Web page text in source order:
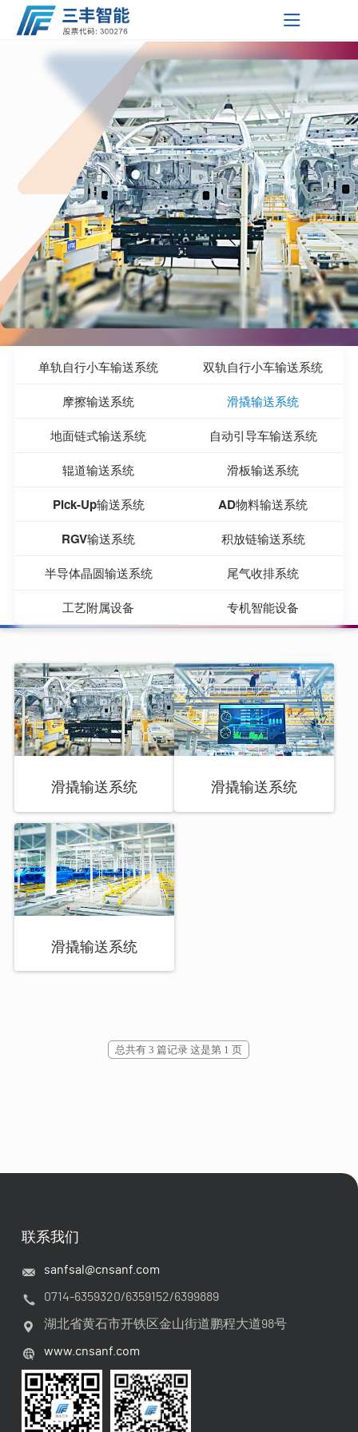
关于我们
我们公司
我们的社区
未来发展
招聘简章
用人理念
三丰智
能装备
集团
证券代
码：
300276
总部位于
中国现代
工业的摇
篮
——湖北
省黄石市
立即探索
行小车
输送系
双轨自
行小车
摩擦输
送系统
地面链
式输送
系统
自动引
导车输
送系统
辊道输
送系统
滑板输
送系统
Pick-Up
输送系
AD物料
输送系
RGV输
晶圆输
尾气收
能设备
自动化
仓储系
堆垛机
穿梭车
输送机
提升机
信息管
理系统
智能停
车系统
PSH升
降横移
类
PSH-2
两层升
降横移
类
PSH-6
六层升
降横移
类
俯仰式
简易升
降类停
车设备
PJS-3
简易升
降类
PPY 平
面移动
类
工业自
动控制
系统
KYN28-
12 型铠
装式交
流金属
封闭开
关设备
XGN2-
12箱式
固定交
流金属
封闭开
关设备
MNS低
压抽出
式开关
柜
GGD型
交流低
压配电
柜
GDF固
定分隔
式低压
开关柜
智能精
准焊接
设备
柔性分
拼随行
台车
柔性总
拼系统
工业移
动机器
人
举升装
配型工
业移动
机器人
双车联
动底盘
装配工
业移动
机器人
激光导
引工业
移动机
器人
激光
SLAM导
航工业
移动机
器人
潜入型
工业移
动机器
人
移载型
工业移
动机器
人
研发中心
技术中心
三丰智
能支持
获取解决
技术挑战
的知识和
帮助
了解有关
三丰智能
的更多信
息
公司新闻
公司公告
投资者关系
互动平台
三丰新
闻资讯
三丰智能
将聚焦智
能制造的
新时代,
快速获得
企业最新
动态
探索更多
友情链接
三丰智能装
备集团股份
有限公司
湖北三丰智
能装备有限
公司
湖北三丰小
松物流技术
有限公司
黄石久丰智
能机电有限
公司
湖北三丰机
器人有限公
司
湖北三扬石
化有限公司
慧昇半导体
（黄石）有
限公司
上海鑫燕隆
汽车装备制
友情链
接 Link
以子公司
为支点形
成覆盖全
国的研
发、生产
与服务网
络，为客
户提供本
地化支持
探索更多
单轨自行小车输送系统
双轨自行小车输送系统
摩擦输送系统
滑撬输送系统
地面链式输送系统
自动引导车输送系统
辊道输送系统
滑板输送系统
Pick-Up输送系统
AD物料输送系统
RGV输送系统
积放链输送系统
半导体晶圆输送系统
尾气收排系统
工艺附属设备
专机智能设备
滑撬输送系统 滑撬输送系统
滑撬输送系统
总共有 3 篇记录 这是第 1 页
联系我们
sanfsal@cnsanf.com
0714-6359320/6359152/6399889
湖北省黄石市开铁区金山街道鹏程大道98号
www.cnsanf.com